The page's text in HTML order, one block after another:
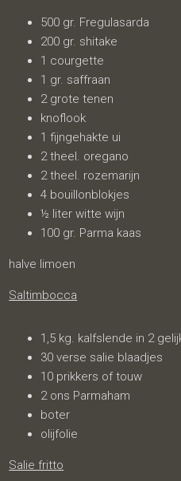
500 gr. Fregulasarda
200 gr. shitake
1 courgette
1 gr. saffraan
2 grote tenen
knoflook
1 fijngehakte ui
2 theel. oregano
2 theel. rozemarijn
4 bouillonblokjes
½ liter witte wijn
100 gr. Parma kaas
halve limoen
Saltimbocca
1,5 kg. kalfslende in 2
30 verse salie blaadjes
10 prikkers of touw
2 ons Parmaham
boter
olijfolie
Salie fritto